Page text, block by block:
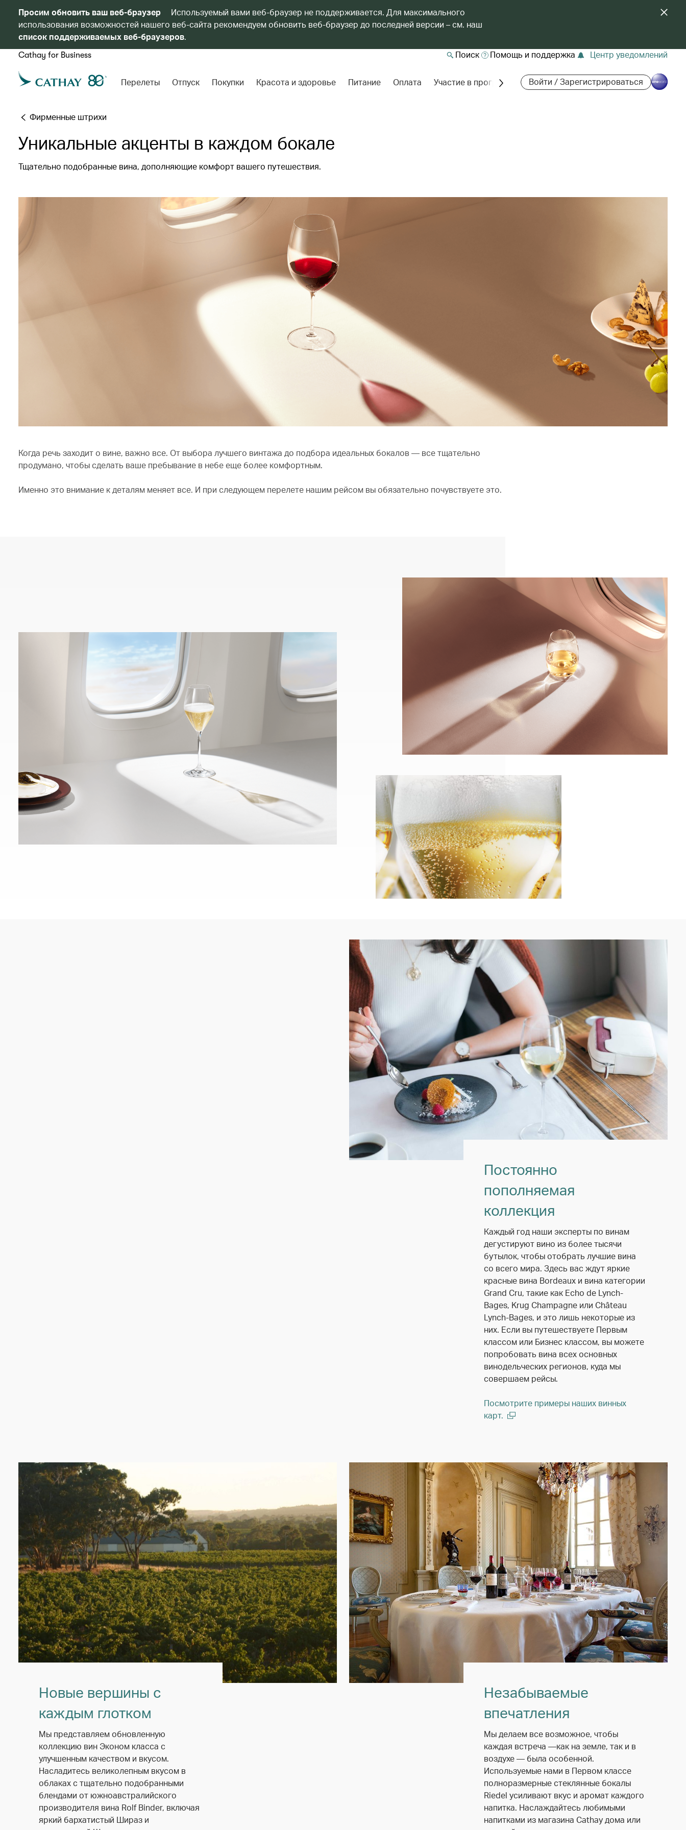
Просим обновить ваш веб-браузер
Используемый вами веб-браузер не поддерживается. Для максимального
использования возможностей нашего веб-сайта рекомендуем обновить веб-браузер до последней версии – см. наш
список поддерживаемых веб-браузеров.
Cathay for Business Поиск Помощь и поддержка Центр уведомлений
Перелеты Отпуск Покупки Красота и здоровье Питание Оплата Участие в программе Войти / Зарегистрироваться
Фирменные штрихи
Уникальные акценты в каждом бокале
Тщательно подобранные вина, дополняющие комфорт вашего путешествия.
Когда речь заходит о вине, важно все. От выбора лучшего винтажа до подбора идеальных бокалов — все тщательно
продумано, чтобы сделать ваше пребывание в небе еще более комфортным.
Именно это внимание к деталям меняет все. И при следующем перелете нашим рейсом вы обязательно почувствуете это.
Постоянно
пополняемая
коллекция
Каждый год наши эксперты по винам
дегустируют вино из более тысячи
бутылок, чтобы отобрать лучшие вина
со всего мира. Здесь вас ждут яркие
красные вина Bordeaux и вина категории
Grand Cru, такие как Echo de Lynch-
Bages, Krug Champagne или Château
Lynch-Bages, и это лишь некоторые из
них. Если вы путешествуете Первым
классом или Бизнес классом, вы можете
попробовать вина всех основных
винодельческих регионов, куда мы
совершаем рейсы.
Посмотрите примеры наших винных
карт.
Новые вершины с
каждым глотком
Мы представляем обновленную
коллекцию вин Эконом класса с
улучшенным качеством и вкусом.
Насладитесь великолепным вкусом в
облаках с тщательно подобранными
блендами от южноавстралийского
производителя вина Rolf Binder, включая
яркий бархатистый Шираз и
Незабываемые
впечатления
Мы делаем все возможное, чтобы
каждая встреча —как на земле, так и в
воздухе — была особенной.
Используемые нами в Первом классе
полноразмерные стеклянные бокалы
Riedel усиливают вкус и аромат каждого
напитка. Наслаждайтесь любимыми
напитками из магазина Cathay дома или